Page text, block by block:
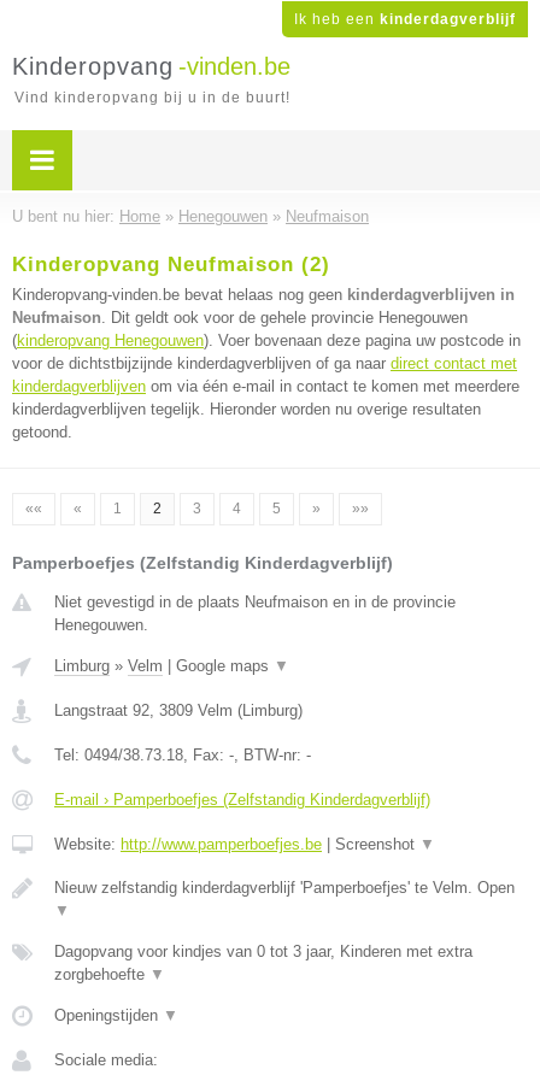
Ik heb een kinderdagverblijf
Kinderopvang -vinden.be
Vind kinderopvang bij u in de buurt!
U bent nu hier: Home » Henegouwen » Neufmaison
Kinderopvang Neufmaison (2)
Kinderopvang-vinden.be bevat helaas nog geen kinderdagverblijven in
Neufmaison. Dit geldt ook voor de gehele provincie Henegouwen
(kinderopvang Henegouwen). Voer bovenaan deze pagina uw postcode in
voor de dichtstbijzijnde kinderdagverblijven of ga naar direct contact met
kinderdagverblijven om via één e-mail in contact te komen met meerdere
kinderdagverblijven tegelijk. Hieronder worden nu overige resultaten
getoond.
«« « 1 2 3 4 5 » »»
Pamperboefjes (Zelfstandig Kinderdagverblijf)
Niet gevestigd in de plaats Neufmaison en in de provincie
Henegouwen.
Limburg » Velm Google maps ▼
Langstraat 92, 3809 Velm (Limburg)
Tel: 0494/38.73.18, Fax: -, BTW-nr: -
E-mail › Pamperboefjes (Zelfstandig Kinderdagverblijf)
Website: http://www.pamperboefjes.be Screenshot ▼
Nieuw zelfstandig kinderdagverblijf 'Pamperboefjes' te Velm. Open
▼
Dagopvang voor kindjes van 0 tot 3 jaar, Kinderen met extra
zorgbehoefte ▼
Openingstijden ▼
Sociale media: